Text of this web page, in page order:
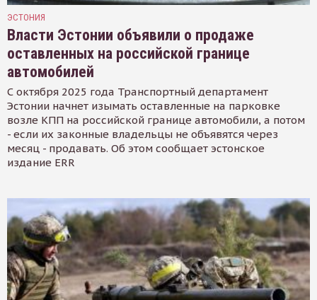
ЭСТОНИЯ
Власти Эстонии объявили о продаже
оставленных на российской границе
автомобилей
С октября 2025 года Транспортный департамент
Эстонии начнет изымать оставленные на парковке
возле КПП на российской границе автомобили, а потом
- если их законные владельцы не объявятся через
месяц - продавать. Об этом сообщает эстонское
издание ERR